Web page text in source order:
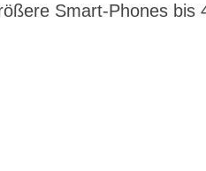
Smart-Phones bis